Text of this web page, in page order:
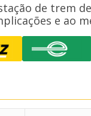
de trem
e ao